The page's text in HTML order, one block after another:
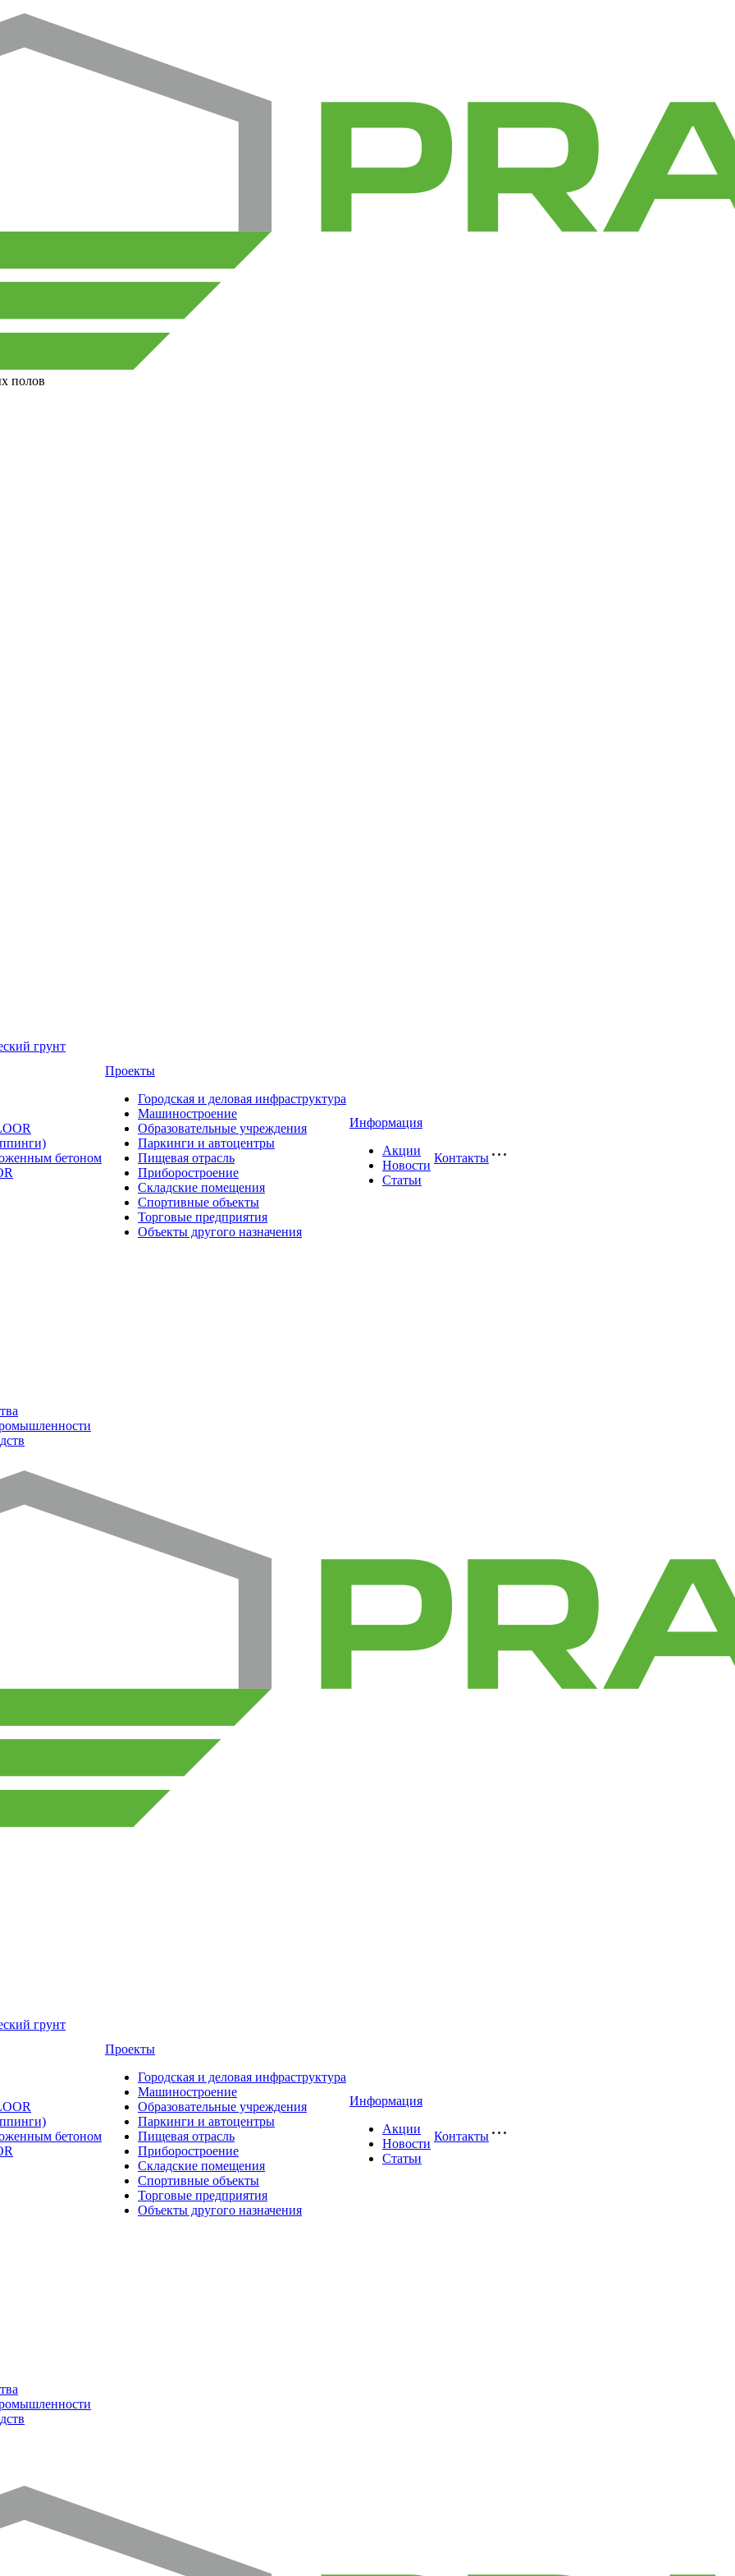
полов
грунт
бетоном
Проекты
Городская и деловая инфраструктура
Машиностроение
Образовательные учреждения
Паркинги и автоцентры
Пищевая отрасль
Приборостроение
Складские помещения
Спортивные объекты
Торговые предприятия
Объекты другого назначения
Информация
Акции
Новости
Статьи
Контакты
грунт
бетоном
Проекты
Городская и деловая инфраструктура
Машиностроение
Образовательные учреждения
Паркинги и автоцентры
Пищевая отрасль
Приборостроение
Складские помещения
Спортивные объекты
Торговые предприятия
Объекты другого назначения
Информация
Акции
Новости
Статьи
Контакты